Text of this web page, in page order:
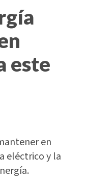
este
en
eléctrico y la